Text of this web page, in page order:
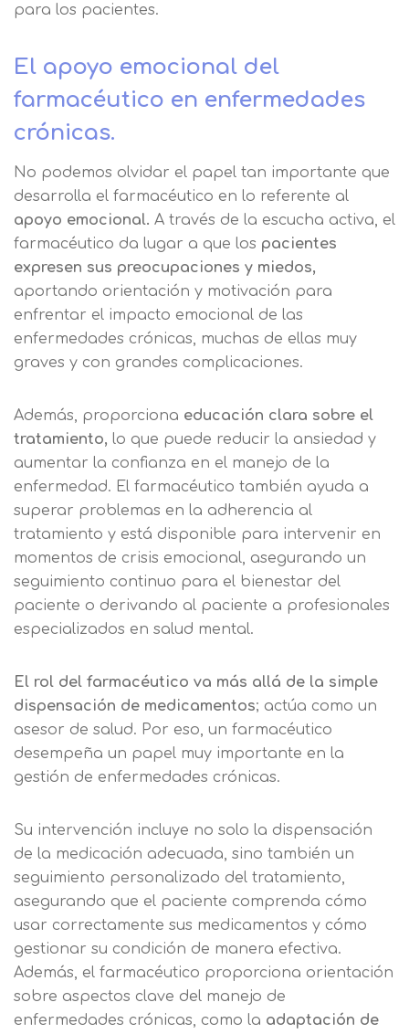
para los pacientes.
El apoyo emocional del
farmacéutico en enfermedades
crónicas.
No podemos olvidar el papel tan importante que
desarrolla el farmacéutico en lo referente al
apoyo emocional. A través de la escucha activa, el
farmacéutico da lugar a que los pacientes
expresen sus preocupaciones y miedos,
aportando orientación y motivación para
enfrentar el impacto emocional de las
enfermedades crónicas, muchas de ellas muy
graves y con grandes complicaciones.
Además, proporciona educación clara sobre el
tratamiento, lo que puede reducir la ansiedad y
aumentar la confianza en el manejo de la
enfermedad. El farmacéutico también ayuda a
superar problemas en la adherencia al
tratamiento y está disponible para intervenir en
momentos de crisis emocional, asegurando un
seguimiento continuo para el bienestar del
paciente o derivando al paciente a profesionales
especializados en salud mental.
El rol del farmacéutico va más allá de la simple
dispensación de medicamentos; actúa como un
asesor de salud. Por eso, un farmacéutico
desempeña un papel muy importante en la
gestión de enfermedades crónicas.
Su intervención incluye no solo la dispensación
de la medicación adecuada, sino también un
seguimiento personalizado del tratamiento,
asegurando que el paciente comprenda cómo
usar correctamente sus medicamentos y cómo
gestionar su condición de manera efectiva.
Además, el farmacéutico proporciona orientación
sobre aspectos clave del manejo de
enfermedades crónicas, como la adaptación de